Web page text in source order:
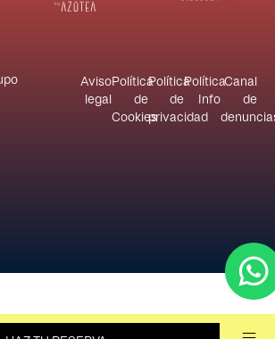
Aviso
legal
Política
de
Cookies
Política
de
privacidad
Política
Info
Canal
de